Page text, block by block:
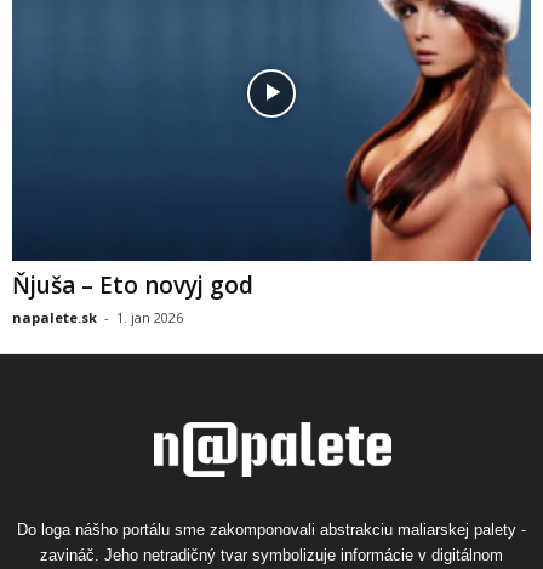
Ňjuša – Eto novyj god
napalete.sk - 1. jan 2026
Do loga nášho portálu sme zakomponovali abstrakciu maliarskej palety -
zavináč. Jeho netradičný tvar symbolizuje informácie v digitálnom